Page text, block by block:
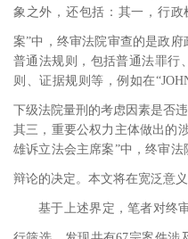
象之外，还包括：其一，行
案”中，终审法院审查的是政府
普通法规则，包括普通法罪行
则、证据规则等，例如在“
下级法院量刑的考虑因素是否
其三，重要公权力主体做出的
雄诉立法会主席案”中，终审
辩论的决定。本文将在宽泛意
基于上述界定，笔者对终